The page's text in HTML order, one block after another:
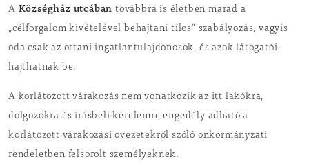
A Községház utcában továbbra is életben marad a
„célforgalom kivételével behajtani tilos” szabályozás, vagyis
oda csak az ottani ingatlantulajdonosok, és azok látogatói
hajthatnak be.
A korlátozott várakozás nem vonatkozik az itt lakókra,
dolgozókra és írásbeli kérelemre engedély adható a
korlátozott várakozási övezetekről szóló önkormányzati
rendeletben felsorolt személyeknek.